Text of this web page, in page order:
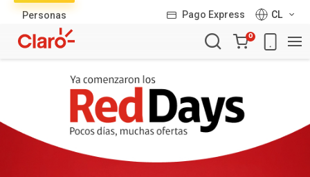
Personas Pago Express
CL
Carro
de
0
productos